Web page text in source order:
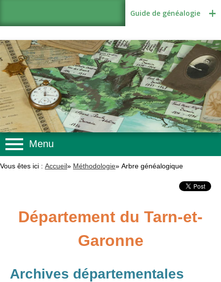
Guide de généalogie
Menu
Méthodologie
Logiciels et internet
Adresses
Généalogie et Histoire
Vous êtes ici : Accueil» Méthodologie» Arbre généalogique
Département du Tarn-et-
Garonne
Archives départementales